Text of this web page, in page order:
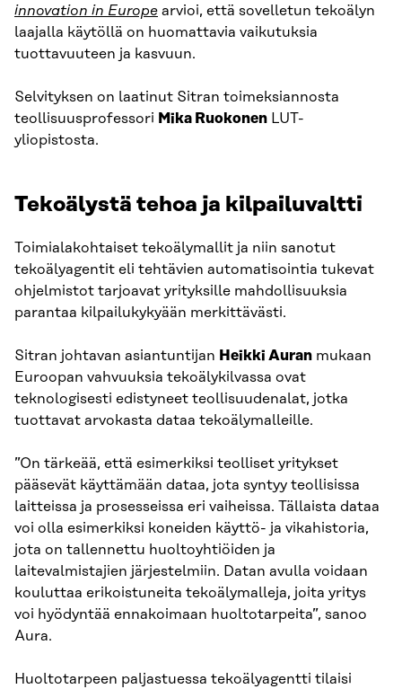
innovation in Europe arvioi, että sovelletun tekoälyn
laajalla käytöllä on huomattavia vaikutuksia
tuottavuuteen ja kasvuun.
Selvityksen on laatinut Sitran toimeksiannosta
teollisuusprofessori Mika Ruokonen LUT-
yliopistosta.
Tekoälystä tehoa ja kilpailuvaltti
Toimialakohtaiset tekoälymallit ja niin sanotut
tekoälyagentit eli tehtävien automatisointia tukevat
ohjelmistot tarjoavat yrityksille mahdollisuuksia
parantaa kilpailukykyään merkittävästi.
Sitran johtavan asiantuntijan Heikki Auran mukaan
Euroopan vahvuuksia tekoälykilvassa ovat
teknologisesti edistyneet teollisuudenalat, jotka
tuottavat arvokasta dataa tekoälymalleille.
”On tärkeää, että esimerkiksi teolliset yritykset
pääsevät käyttämään dataa, jota syntyy teollisissa
laitteissa ja prosesseissa eri vaiheissa. Tällaista dataa
voi olla esimerkiksi koneiden käyttö- ja vikahistoria,
jota on tallennettu huoltoyhtiöiden ja
laitevalmistajien järjestelmiin. Datan avulla voidaan
kouluttaa erikoistuneita tekoälymalleja, joita yritys
voi hyödyntää ennakoimaan huoltotarpeita”, sanoo
Aura.
Huoltotarpeen paljastuessa tekoälyagentti tilaisi